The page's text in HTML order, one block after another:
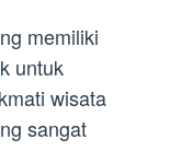
memiliki
untuk
wisata
sangat